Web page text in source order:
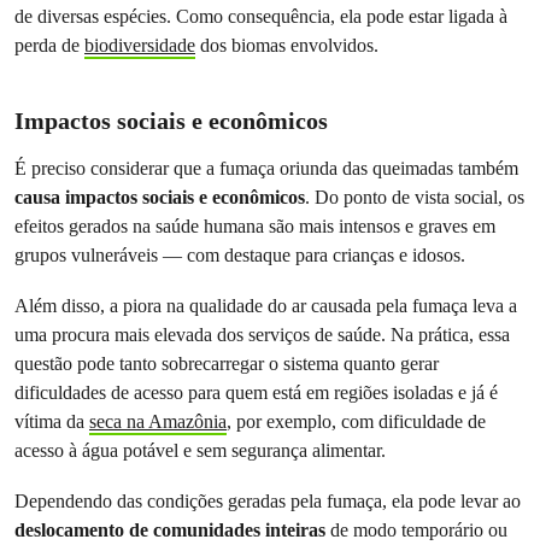
de diversas espécies. Como consequência, ela pode estar ligada à
perda de biodiversidade dos biomas envolvidos.
Impactos sociais e econômicos
É preciso considerar que a fumaça oriunda das queimadas também
causa impactos sociais e econômicos. Do ponto de vista social, os
efeitos gerados na saúde humana são mais intensos e graves em
grupos vulneráveis — com destaque para crianças e idosos.
Além disso, a piora na qualidade do ar causada pela fumaça leva a
uma procura mais elevada dos serviços de saúde. Na prática, essa
questão pode tanto sobrecarregar o sistema quanto gerar
dificuldades de acesso para quem está em regiões isoladas e já é
vítima da seca na Amazônia, por exemplo, com dificuldade de
acesso à água potável e sem segurança alimentar.
Dependendo das condições geradas pela fumaça, ela pode levar ao
deslocamento de comunidades inteiras de modo temporário ou